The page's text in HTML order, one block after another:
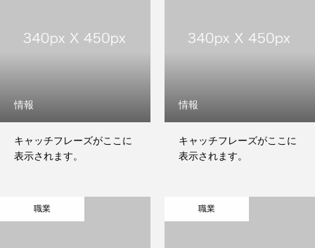
ABOUT 会社について
SERVICE
WORKS 実績
PRIVACY POLICY
情報
キャッチフレーズがここに
表示されます。
情報
キャッチフレーズがここに
表示されます。
職業 職業